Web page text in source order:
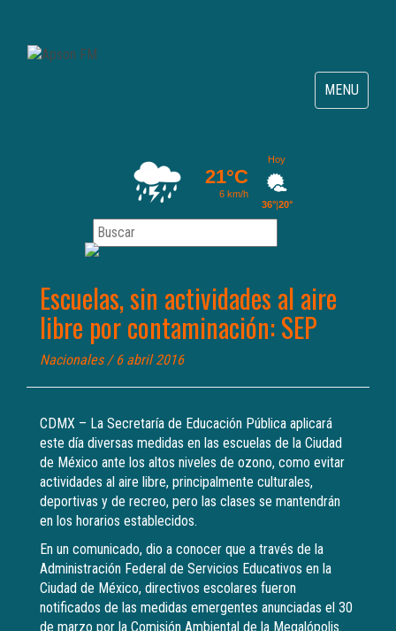
Toggle
navigation
MENU
Escuelas, sin actividades al aire
libre por contaminación: SEP
Nacionales/ 6 abril 2016
CDMX – La Secretaría de Educación Pública aplicará
este día diversas medidas en las escuelas de la Ciudad
de México ante los altos niveles de ozono, como evitar
actividades al aire libre, principalmente culturales,
deportivas y de recreo, pero las clases se mantendrán
en los horarios establecidos.
En un comunicado, dio a conocer que a través de la
Administración Federal de Servicios Educativos en la
Ciudad de México, directivos escolares fueron
notificados de las medidas emergentes anunciadas el 30
de marzo por la Comisión Ambiental de la Megalópolis.